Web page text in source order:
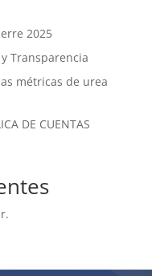
2025
Transparencia
métricas de urea
DE CUENTAS